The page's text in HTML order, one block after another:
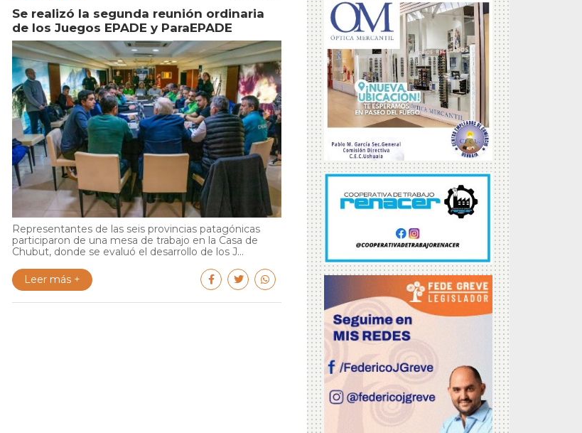
Se realizó la segunda reunión ordinaria
de los Juegos EPADE y ParaEPADE
Representantes de las seis provincias patagónicas
participaron de una mesa de trabajo en la Casa de
Chubut, donde se evaluó el desarrollo de los J...
Leer más +